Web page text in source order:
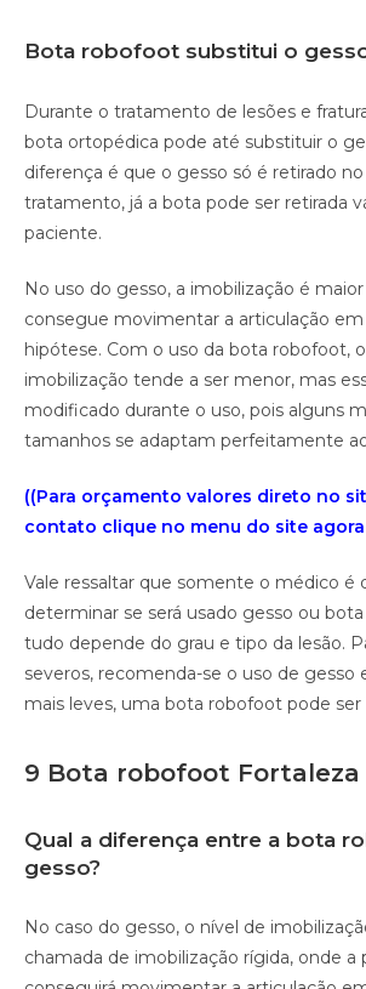
Bota robofoot substitui o
Durante o tratamento de lesões e
bota ortopédica pode até substituir o
diferença é que o gesso só é retirado
tratamento, já a bota pode ser retirada
paciente.
No uso do gesso, a imobilização é
consegue movimentar a articulação
hipótese. Com o uso da bota robofoot,
imobilização tende a ser menor, mas
modificado durante o uso, pois alguns
tamanhos se adaptam perfeitamente
((Para orçamento valores direto no
contato clique no menu do site agora
Vale ressaltar que somente o médico é
determinar se será usado gesso ou
tudo depende do grau e tipo da lesão.
severos, recomenda-se o uso de gesso
mais leves, uma bota robofoot pode ser
9 Bota robofoot Fortaleza
Qual a diferença entre a bota
gesso?
No caso do gesso, o nível de
chamada de imobilização rígida, onde a